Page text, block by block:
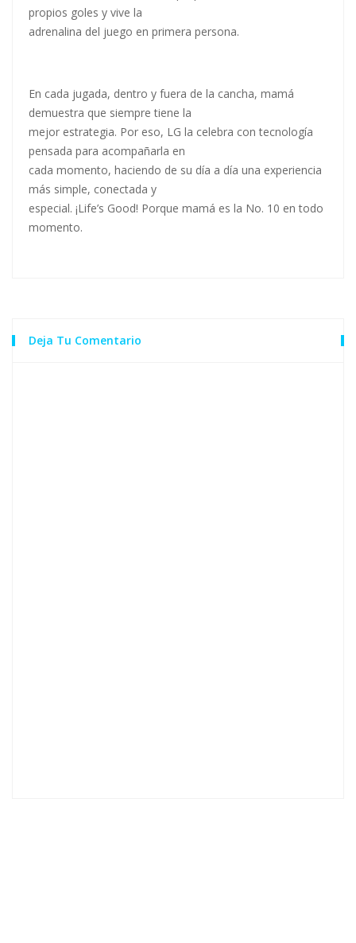
propios goles y vive la
adrenalina del juego en primera persona.
En cada jugada, dentro y fuera de la cancha, mamá
demuestra que siempre tiene la
mejor estrategia. Por eso, LG la celebra con tecnología
pensada para acompañarla en
cada momento, haciendo de su día a día una experiencia
más simple, conectada y
especial. ¡Life’s Good! Porque mamá es la No. 10 en todo
momento.
Deja Tu Comentario